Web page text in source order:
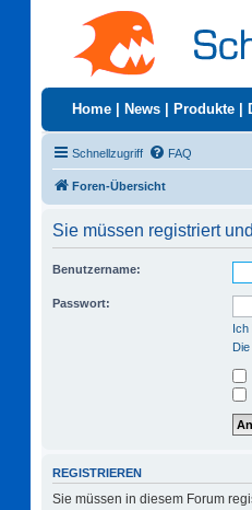
Home News Produkte
Schnellzugriff FAQ
Foren-Übersicht
Sie müssen registriert
Benutzername:
Passwort:
Ich
REGISTRIEREN
Sie müssen in diesem Forum